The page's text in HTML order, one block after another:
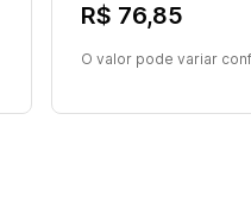
R$ 76,85
O valor pode variar